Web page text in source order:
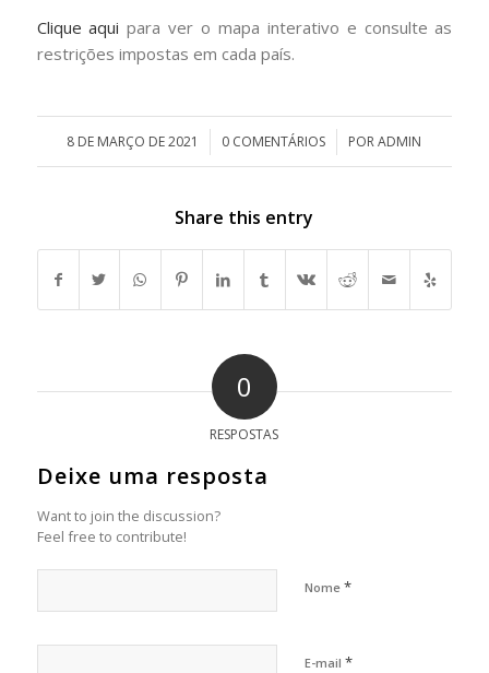
Clique aqui para ver o mapa interativo e consulte as
restrições impostas em cada país.
8 DE MARÇO DE 2021
/ 0 COMENTÁRIOS
/ PORADMIN
Share this entry
0
RESPOSTAS
Deixe uma resposta
Want to join the discussion?
Feel free to contribute!
Nome *
E-mail *